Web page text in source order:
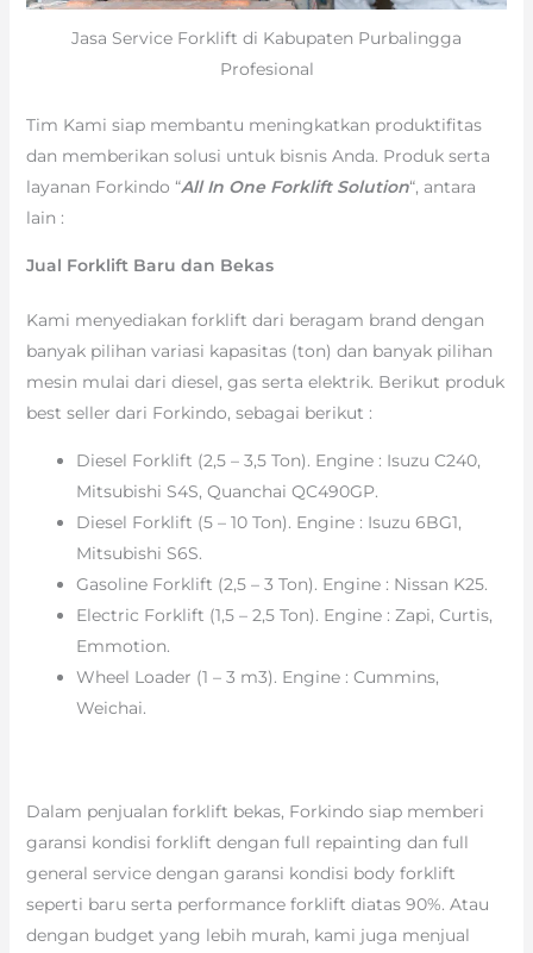
Jasa Service Forklift di Kabupaten Purbalingga
Profesional
Tim Kami siap membantu meningkatkan produktifitas
dan memberikan solusi untuk bisnis Anda. Produk serta
layanan Forkindo “All In One Forklift Solution“, antara
lain :
Jual Forklift Baru dan Bekas
Kami menyediakan forklift dari beragam brand dengan
banyak pilihan variasi kapasitas (ton) dan banyak pilihan
mesin mulai dari diesel, gas serta elektrik. Berikut produk
best seller dari Forkindo, sebagai berikut :
Diesel Forklift (2,5 – 3,5 Ton). Engine : Isuzu C240,
Mitsubishi S4S, Quanchai QC490GP.
Diesel Forklift (5 – 10 Ton). Engine : Isuzu 6BG1,
Mitsubishi S6S.
Gasoline Forklift (2,5 – 3 Ton). Engine : Nissan K25.
Electric Forklift (1,5 – 2,5 Ton). Engine : Zapi, Curtis,
Emmotion.
Wheel Loader (1 – 3 m3). Engine : Cummins,
Weichai.
Dalam penjualan forklift bekas, Forkindo siap memberi
garansi kondisi forklift dengan full repainting dan full
general service dengan garansi kondisi body forklift
seperti baru serta performance forklift diatas 90%. Atau
dengan budget yang lebih murah, kami juga menjual